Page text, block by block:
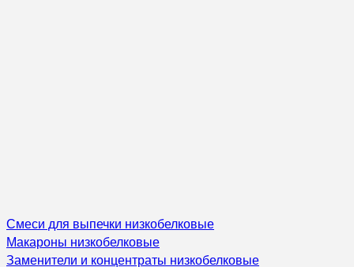
Смеси для выпечки низкобелковые
Макароны низкобелковые
Заменители и концентраты низкобелковые